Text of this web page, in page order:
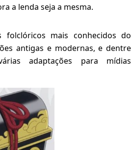
a lenda seja a mesma.
folclóricos mais conhecidos do
antigas e modernas, e dentre
adaptações para mídias